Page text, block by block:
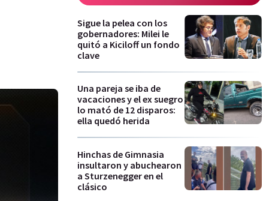
Sigue la pelea con los
gobernadores: Milei le
quitó a Kiciloff un fondo
clave
Una pareja se iba de
vacaciones y el ex suegro
lo mató de 12 disparos:
ella quedó herida
Hinchas de Gimnasia
insultaron y abuchearon
a Sturzenegger en el
clásico